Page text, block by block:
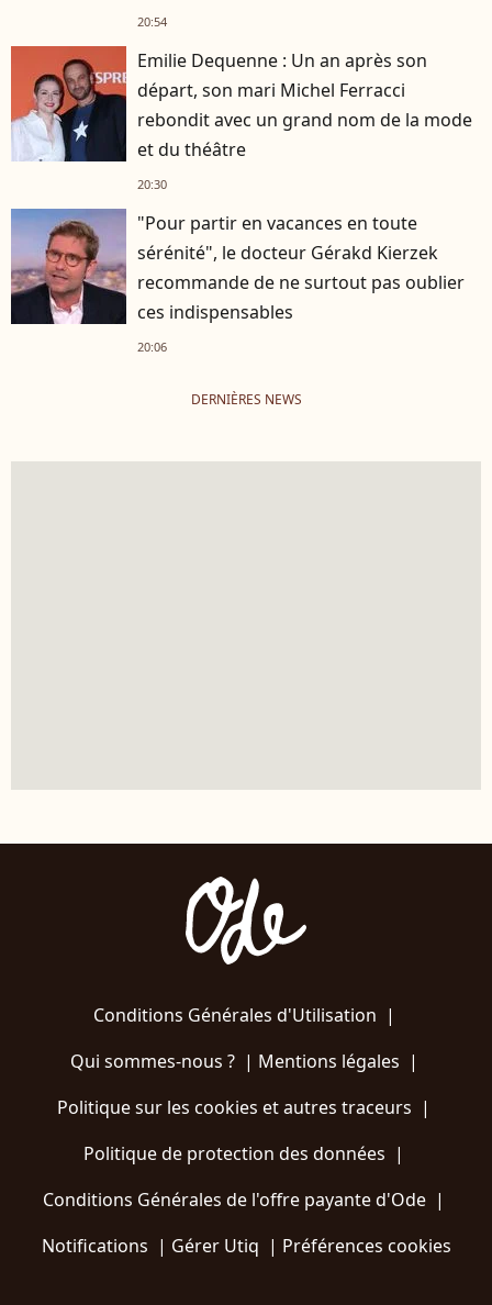
20:54
Emilie Dequenne : Un an après son
départ, son mari Michel Ferracci
rebondit avec un grand nom de la mode
et du théâtre
20:30
"Pour partir en vacances en toute
sérénité", le docteur Gérakd Kierzek
recommande de ne surtout pas oublier
ces indispensables
20:06
DERNIÈRES NEWS
Conditions Générales d'Utilisation |
Qui sommes-nous ?| Mentions légales |
Politique sur les cookies et autres traceurs |
Politique de protection des données |
Conditions Générales de l'offre payante d'Ode |
Notifications | Gérer Utiq | Préférences cookies